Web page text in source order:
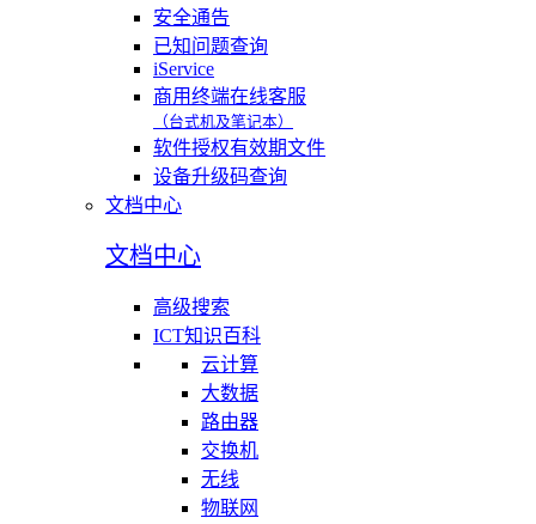
安全通告
已知问题查询
iService
商用终端在线客服
（台式机及笔记本）
软件授权有效期文件
设备升级码查询
文档中心
文档中心
高级搜索
ICT知识百科
云计算
大数据
路由器
交换机
无线
物联网